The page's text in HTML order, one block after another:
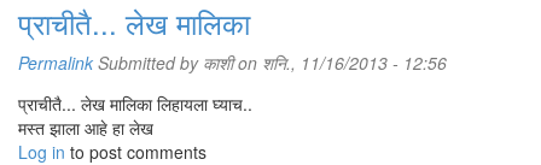
प्राचीतै... लेख मालिका
Permalink Submitted by काशीon शनि., 11/16/2013 - 12:56
प्राचीतै... लेख मालिका लिहायला घ्याच..
मस्त झाला आहे हा लेख
Log in to post comments